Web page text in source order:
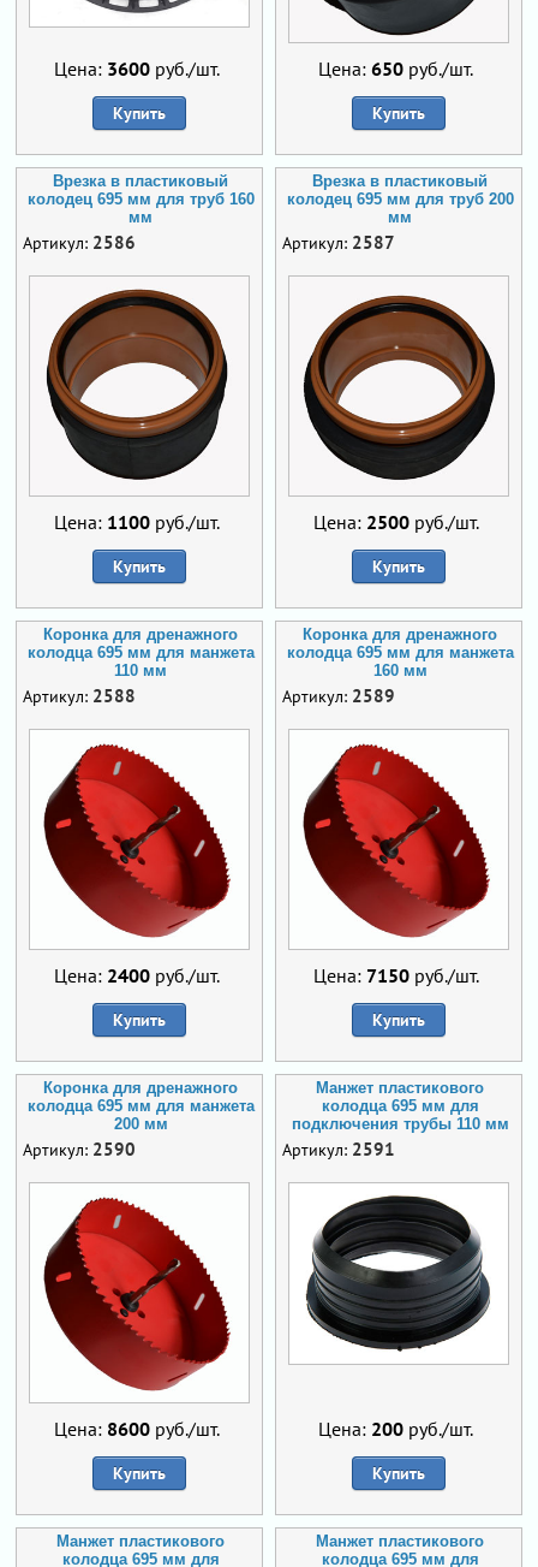
Цена: 3600руб./шт.
Купить
Цена: 650 руб./шт.
Купить
Врезка в пластиковый
колодец 695 мм для труб 160
мм
Артикул: 2586
Цена: 1100руб./шт.
Купить
Врезка в пластиковый
колодец 695 мм для труб 200
мм
Артикул: 2587
Цена: 2500руб./шт.
Купить
Коронка для дренажного
колодца 695 мм для манжета
110 мм
Артикул: 2588
Цена: 2400руб./шт.
Купить
Коронка для дренажного
колодца 695 мм для манжета
160 мм
Артикул: 2589
Цена: 7150руб./шт.
Купить
Коронка для дренажного
колодца 695 мм для манжета
200 мм
Артикул: 2590
Цена: 8600руб./шт.
Купить
Манжет пластикового
колодца 695 мм для
подключения трубы 110 мм
Артикул: 2591
Цена: 200 руб./шт.
Купить
Манжет пластикового
колодца 695 мм для
Манжет пластикового
колодца 695 мм для